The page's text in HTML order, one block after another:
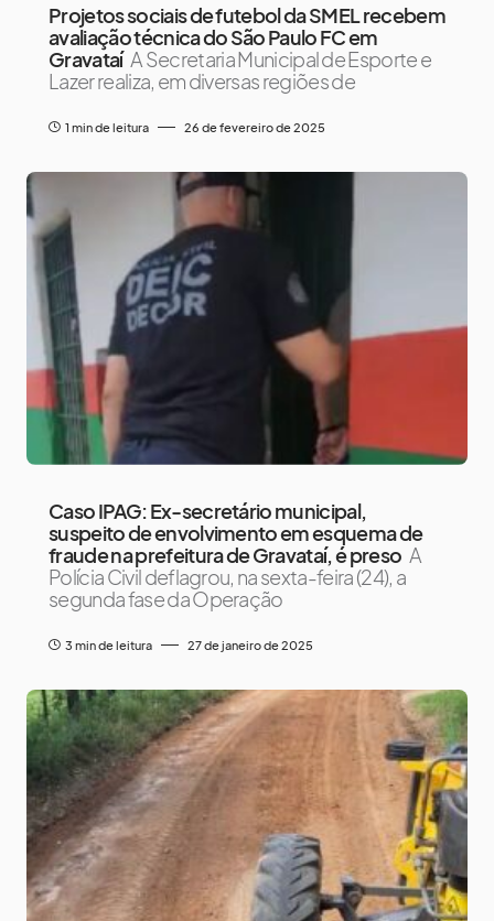
Projetos sociais de futebol da SMEL recebem
avaliação técnica do São Paulo FC em
Gravataí A Secretaria Municipal de Esporte e
Lazer realiza, em diversas regiões de
1 min de leitura 26 de fevereiro de 2025
Caso IPAG: Ex-secretário municipal,
suspeito de envolvimento em esquema de
fraude na prefeitura de Gravataí, é preso A
Polícia Civil deflagrou, na sexta-feira (24), a
segunda fase da Operação
3 min de leitura 27 de janeiro de 2025